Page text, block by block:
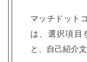
マッチドット
は、選択項目
と、自己紹介